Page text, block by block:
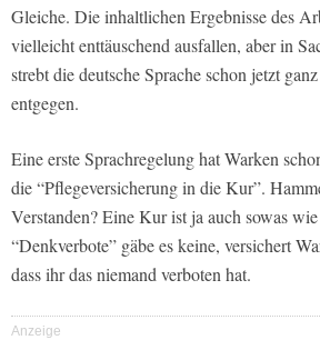
Gleiche. Die inhaltlichen Ergebnisse des
vielleicht enttäuschend ausfallen, aber in
strebt die deutsche Sprache schon jetzt
entgegen.
Eine erste Sprachregelung hat Warken
die “Pflegeversicherung in die Kur”.
Verstanden? Eine Kur ist ja auch sowas
“Denkverbote” gäbe es keine, versichert
dass ihr das niemand verboten hat.
Anzeige